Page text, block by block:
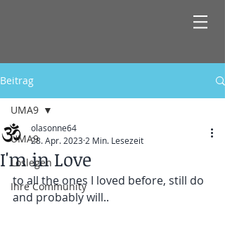
Beitrag
UMA9
Loslegen
Ihre Community
UMA9
I'm in Love
olasonne64
28. Apr. 2023 2 Min. Lesezeit
to all the ones I loved before, still do
and probably will..